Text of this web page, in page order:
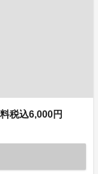
税込6,000円